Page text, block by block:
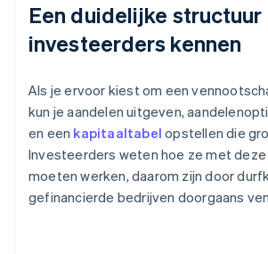
Een duidelijke structuur
investeerders kennen
Als je ervoor kiest om een
kun je aandelen uitgeven,
en een kapitaaltabel opstellen die
Investeerders weten hoe ze met
moeten werken, daarom zijn door
gefinancierde bedrijven doorgaans